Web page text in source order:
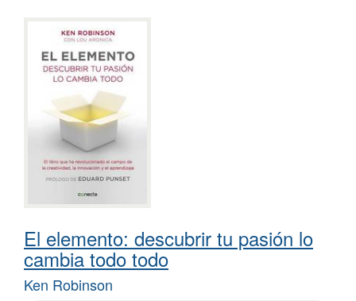
El elemento: descubrir tu pasión lo
cambia todo todo
Ken Robinson